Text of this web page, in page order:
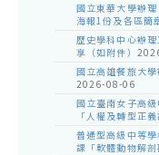
國立東華大學辦
海報1份及各區簡
歷史學科中心辦
享（如附件）
國立高雄餐旅大
2026-08-06
國立臺南女子高
「人權及轉型正
普通型高級中等
課「軟體動物解